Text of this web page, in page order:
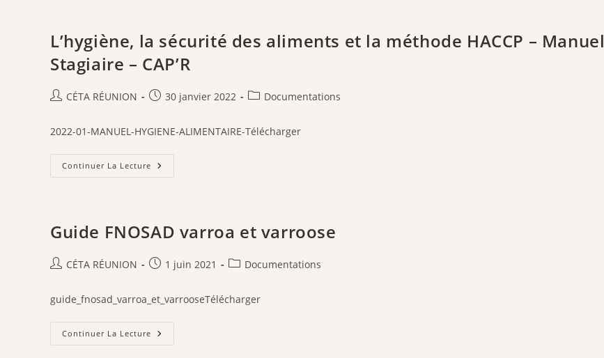
D’application
Des
HACCP
L’hygiène, la sécurité des aliments et la méthode HACCP – Manuel
Stagiaire – CAP’R
Auteur/autrice
la
publication :
CÉTA RÉUNION
Publication
30 janvier 2022
PostDocumentations
2022-01-MANUEL-HYGIENE-ALIMENTAIRE-Télécharger
Continuer La Lecture L’hygiène,
La
La
Méthode
Manuel
Stagiaire
Guide FNOSAD varroa et varroose
Auteur/autrice
publication :
CÉTA RÉUNION
Publication
1 juin 2021
PostDocumentations
guide_fnosad_varroa_et_varrooseTélécharger
Continuer La Lecture Guide
FNOSAD